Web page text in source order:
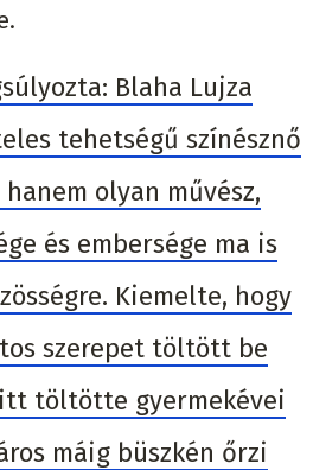
Blaha Lujza
tehetségű színésznő
olyan művész,
és embersége ma is
Kiemelte, hogy
szerepet töltött be
töltötte gyermekévei
máig büszkén őrzi